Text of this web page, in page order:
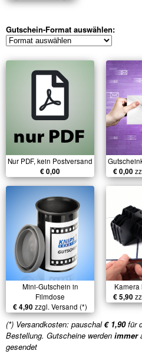
Gutschein-Format auswählen:
Nur PDF, kein Postversand
€ 0,00 € 0,00
Mini-Gutschein in
Filmdose
€ 4,90 zzgl. Versand (*)
Kamera
€ 5,90
(*) Versandkosten: pauschal€ 1,90für
Bestellung. Gutscheine werden immer
gesendet